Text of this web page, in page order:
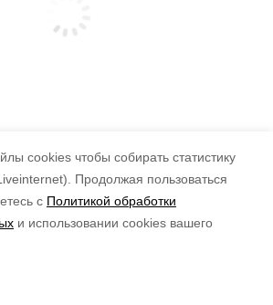
cookies чтобы собирать статистику
Продолжая пользоваться
с Политикой обработки
и использовании cookies вашего